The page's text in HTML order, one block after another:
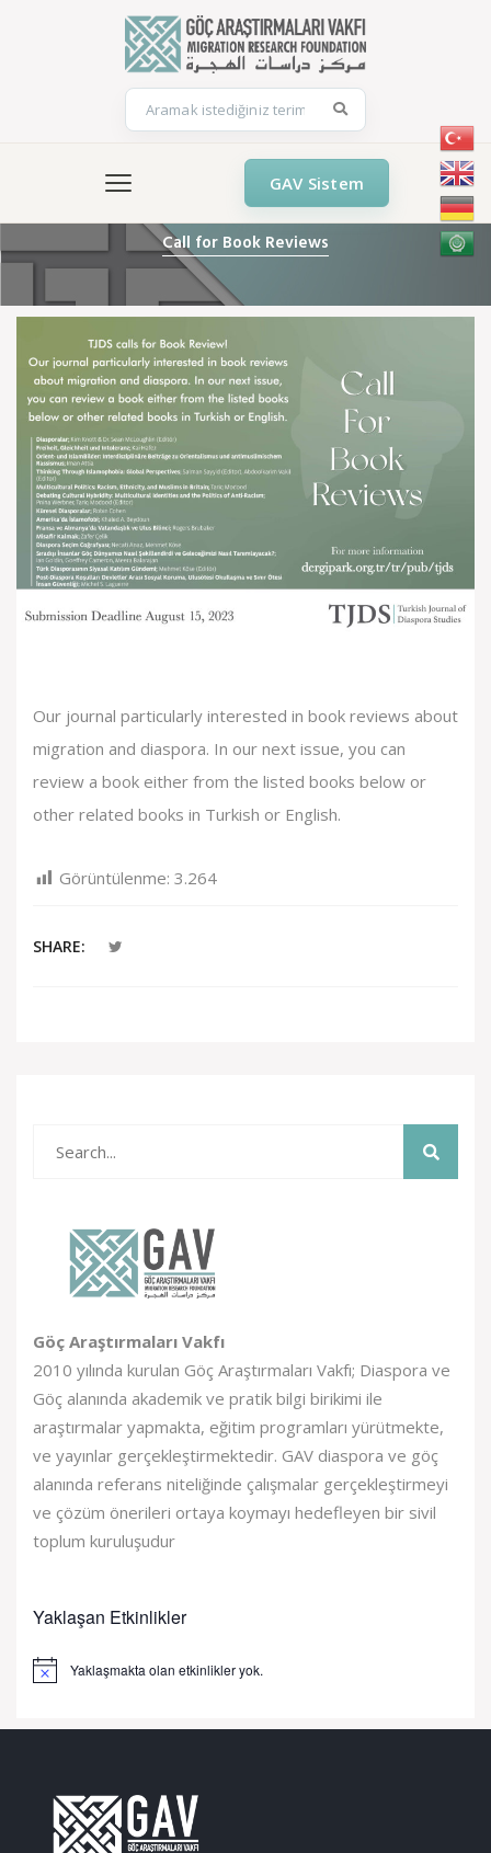
GAV Sistem
Call for Book Reviews
Our journal particularly interested in book reviews about
migration and diaspora. In our next issue, you can
review a book either from the listed books below or
other related books in Turkish or English.
Görüntülenme: 3.264
SHARE:
Göç Araştırmaları Vakfı
2010 yılında kurulan Göç Araştırmaları Vakfı; Diaspora ve
Göç alanında akademik ve pratik bilgi birikimi ile
araştırmalar yapmakta, eğitim programları yürütmekte,
ve yayınlar gerçekleştirmektedir. GAV diaspora ve göç
alanında referans niteliğinde çalışmalar gerçekleştirmeyi
ve çözüm önerileri ortaya koymayı hedefleyen bir sivil
toplum kuruluşudur
Yaklaşan Etkinlikler
Notice Yaklaşmakta olan etkinlikler yok.